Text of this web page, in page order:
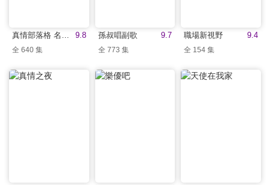
9.8
真情部落格 名人篇
全 640 集
9.7
孫叔唱副歌
全 773 集
9.4
職場新視野
全 154 集